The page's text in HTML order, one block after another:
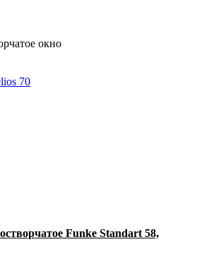
окно
70
Funke Standart 58,